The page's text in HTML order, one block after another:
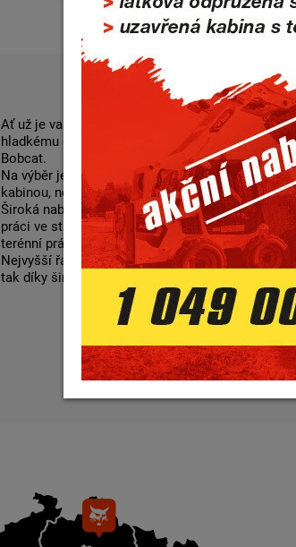
Ať už je vaše aplikace jakákoli, tyto stroje vám
hladkému chodu, flexibilní konfiguraci a plné
Bobcat.
Na výběr je celkem devět modelů napříč třemi
kabinou, nebo ochranným rámem), tak výkonem
Široká nabídka umožňuje různorodé využití
práci ve stísněných prostorech, přes střední
terénní práce.
Nejvyšší řada si s motory o výkonu 50 až 58
tak díky širokému výběru příslušenství zvládne